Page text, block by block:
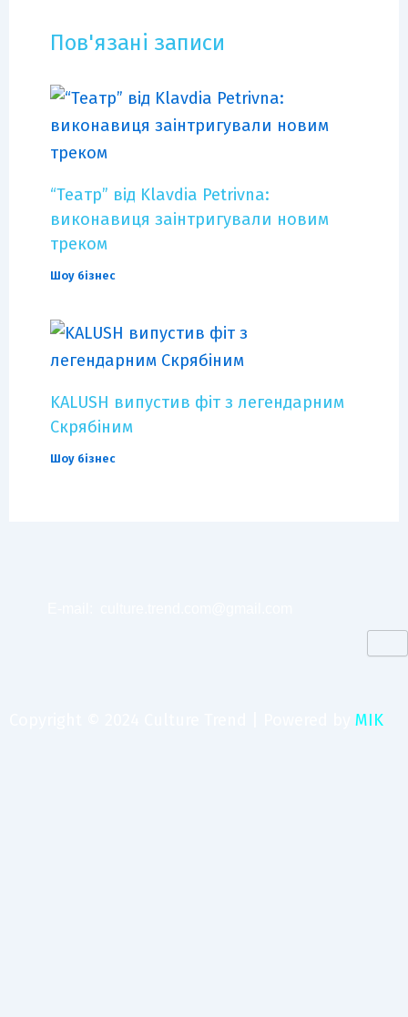
Пов'язані записи
“Театр” від Klavdia Petrivna:
виконавиця заінтригували новим
треком
Шоу бізнес
KALUSH випустив фіт з легендарним
Скрябіним
Шоу бізнес
MIK